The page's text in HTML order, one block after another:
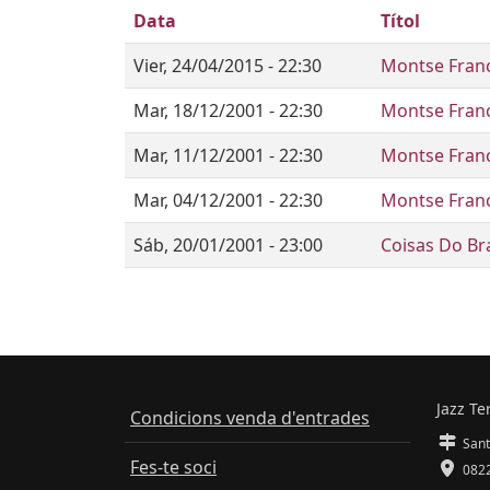
Data Títol
Vier, 24/04/2015 - 22:30
Montse
Mar, 18/12/2001 - 22:30
Montse
Mar, 11/12/2001 - 22:30
Montse
Mar, 04/12/2001 - 22:30
Montse
Sáb, 20/01/2001 - 23:00
Coisas Do
Condicions venda d'entrades
Fes-te soci
Jazz